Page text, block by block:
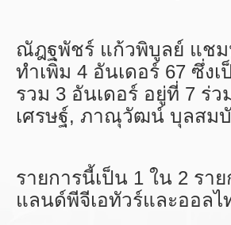
ณัฎฐพัชร์ แก้วพิบูลย์ แชม
ทำเพิ่ม 4 อันเดอร์ 67 ซึ่ง
รวม 3 อันเดอร์ อยู่ที่ 7
เศรษฐ์, ภาณุวัฒน์ บุลสมบั
รายการนี้เป็น 1 ใน 2 รา
แลนด์พีจีเอทัวร์และออล